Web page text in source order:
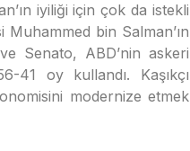
iyiliği için çok da istekli
bin Salman’ın
Senato, ABD’nin askeri
41 oy kullandı. Kaşıkçı
modernize etmek